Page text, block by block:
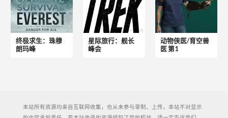
终极求生：珠穆
朗玛峰
星际旅行：舰长
峰会
动物侠医/育空兽
医 第1
本站所有资源均来自互联网收集，也从未参与录制、上传，本站不对显示